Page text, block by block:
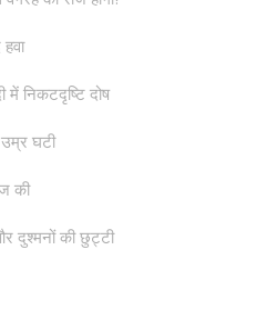
निकटदृष्टि दोष
घटी
की
दुश्मनों की छुट्टी